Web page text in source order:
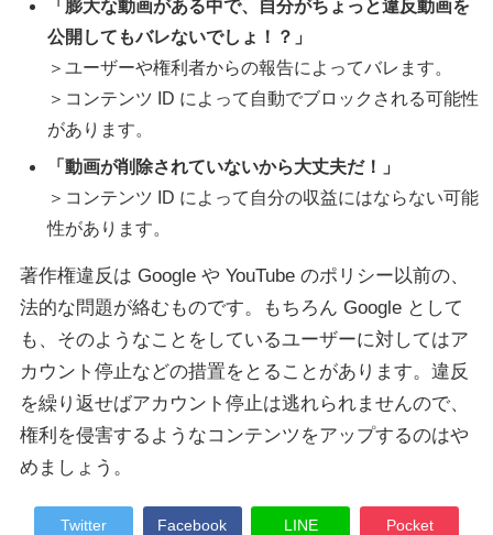
「膨大な動画がある中で、自分がちょっと違反動画を
公開してもバレないでしょ！？」
＞ユーザーや権利者からの報告によってバレます。
＞コンテンツ ID によって自動でブロックされる可能性
があります。
「動画が削除されていないから大丈夫だ！」
＞コンテンツ ID によって自分の収益にはならない可能
性があります。
著作権違反は Google や YouTube のポリシー以前の、
法的な問題が絡むものです。もちろん Google として
も、そのようなことをしているユーザーに対してはア
カウント停止などの措置をとることがあります。違反
を繰り返せばアカウント停止は逃れられませんので、
権利を侵害するようなコンテンツをアップするのはや
めましょう。
Twitter Facebook LINE Pocket